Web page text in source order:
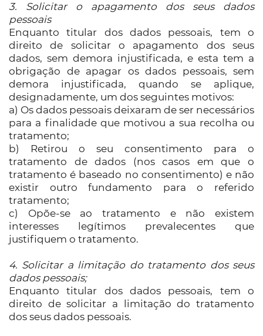
3. Solicitar o apagamento dos seus dados
pessoais
Enquanto titular dos dados pessoais, tem o
direito de solicitar o apagamento dos seus
dados, sem demora injustificada, e esta tem a
obrigação de apagar os dados pessoais, sem
demora injustificada, quando se aplique,
designadamente, um dos seguintes motivos:
a) Os dados pessoais deixaram de ser necessários
para a finalidade que motivou a sua recolha ou
tratamento;
b) Retirou o seu consentimento para o
tratamento de dados (nos casos em que o
tratamento é baseado no consentimento) e não
existir outro fundamento para o referido
tratamento;
c) Opõe-se ao tratamento e não existem
interesses legítimos prevalecentes que
justifiquem o tratamento.
4. Solicitar a limitação do tratamento dos seus
dados pessoais;
Enquanto titular dos dados pessoais, tem o
direito de solicitar a limitação do tratamento
dos seus dados pessoais.